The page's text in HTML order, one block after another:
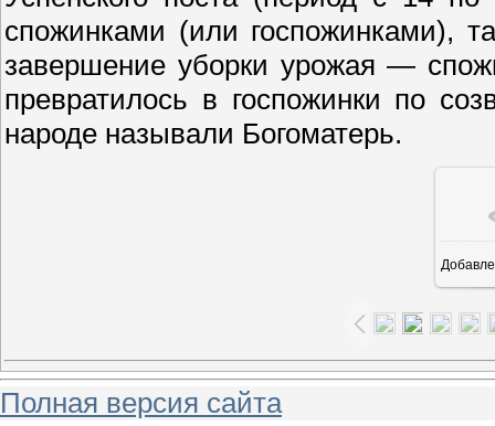
спожинками (или госпожинками),
завершение уборки урожая —
превратилось в госпожинки по
народе называли Богоматерь.
Полная версия сайта